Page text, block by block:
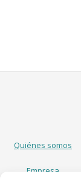
Quiénes somos
Empresa